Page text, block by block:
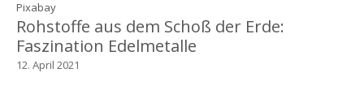
Rohstoffe aus dem Schoß der Erde:
Faszination Edelmetalle
12. April 2021